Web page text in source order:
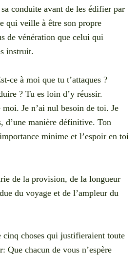
conduite avant de les édifier par
qui veille à être son propre
de vénération que celui qui
instruit.
ce à moi que tu t’attaques ?
? Tu es loin d’y réussir.
Je n’ai nul besoin de toi. Je
d’une manière définitive. Ton
minime et l’espoir en toi
de la provision, de la longueur
du voyage et de l’ampleur du
cinq choses qui justifieraient toute
Que chacun de vous n’espère